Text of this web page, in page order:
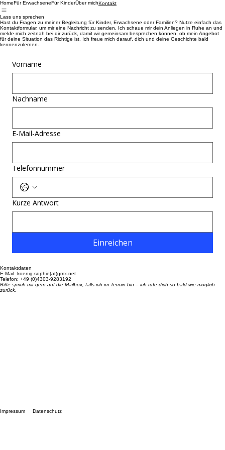
HomeFür ErwachseneFür KinderÜber michKontakt
Lass uns sprechen
Hast du Fragen zu meiner Begleitung für Kinder, Erwachsene oder Familien? Nutze einfach das
Kontaktformular, um mir eine Nachricht zu senden. Ich schaue mir dein Anliegen in Ruhe an und
melde mich zeitnah bei dir zurück, damit wir gemeinsam besprechen können, ob mein Angebot
für deine Situation das Richtige ist. Ich freue mich darauf, dich und deine Geschichte bald
kennenzulernen.
Vorname
Nachname
E-Mail-Adresse
Telefonnummer
Kurze Antwort
Einreichen
Kontaktdaten
E-Mail: koenig.sophie(at)gmx.net
Telefon: +49 (0)4303-9283192
Bitte sprich mir gern auf die Mailbox, falls ich im Termin bin – ich rufe dich so bald wie möglich
zurück.
Impressum Datenschutz